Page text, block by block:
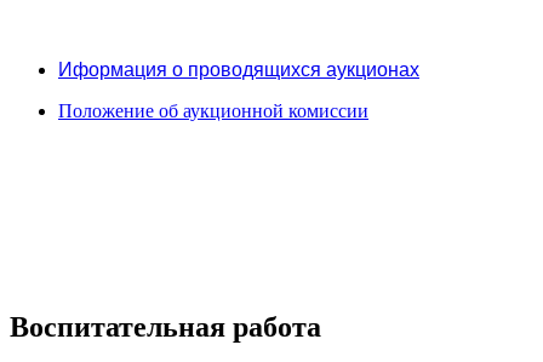
Иформация о проводящихся аукционах
Положение об аукционной комиссии
Воспитательная работа